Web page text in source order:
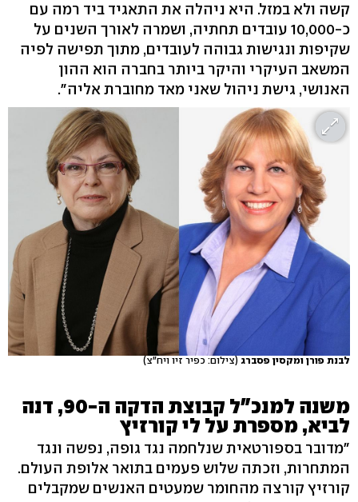
קשה ולא במזל. היא ניהלה את התאגיד ביד רמה עם
כ-10,000 עובדים תחתיה, ושמרה לאורך השנים על
שקיפות ונגישות גבוהה לעובדים, מתוך תפישה לפיה
המשאב העיקרי והיקר ביותר בחברה הוא ההון
האנושי, גישת ניהול שאני מאד מחוברת אליה".
לבנת פורן ומקסין פסברג (צילום: כפיר זיו ויח"צ)
משנה למנכ"ל קבוצת הדקה ה-90, דנה
לביא, מספרת על לי קורזיץ
"מדובר בספורטאית שנלחמה נגד גופה, נפשה ונגד
המתחרות, וזכתה שלוש פעמים בתואר אלופת העולם.
קורזיץ קורצה מהחומר שמעטים האנשים שמקבלים